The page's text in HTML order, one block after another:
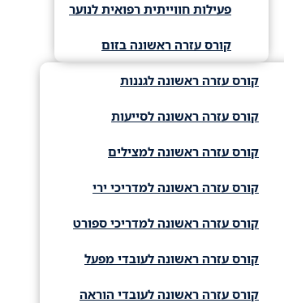
פעילות חווייתית רפואית לנוער
קורס עזרה ראשונה בזום
קורס עזרה ראשונה לגננות
קורס עזרה ראשונה לסייעות
קורס עזרה ראשונה למצילים
קורס עזרה ראשונה למדריכי ירי
קורס עזרה ראשונה למדריכי ספורט
קורס עזרה ראשונה לעובדי מפעל
קורס עזרה ראשונה לעובדי הוראה